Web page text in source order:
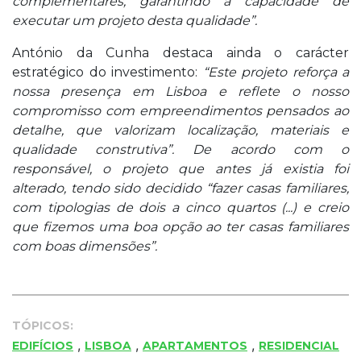
executar um projeto desta qualidade”.
António da Cunha destaca ainda o carácter
estratégico do investimento: “Este projeto reforça a
nossa presença em Lisboa e reflete o nosso
compromisso com empreendimentos pensados ao
detalhe, que valorizam localização, materiais e
qualidade construtiva”. De acordo com o
responsável, o projeto que antes já existia foi
alterado, tendo sido decidido “fazer casas familiares,
com tipologias de dois a cinco quartos (...) e creio
que fizemos uma boa opção ao ter casas familiares
com boas dimensões”.
TÓPICOS:
EDIFÍCIOS , LISBOA , APARTAMENTOS , RESIDENCIAL